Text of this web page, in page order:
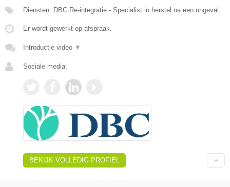
Diensten: DBC Re-integratie - Specialist in herstel na een ongeval
Er wordt gewerkt op afspraak.
Introductie video ▼
Sociale media:
BEKIJK VOLLEDIG PROFIEL